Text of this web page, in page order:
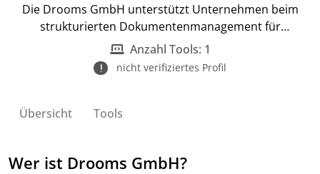
Die Drooms GmbH unterstützt Unternehmen beim
strukturierten Dokumentenmanagement für
Transaktionen.
Anzahl Tools: 1
nicht verifiziertes Profil
Übersicht Tools
Wer ist Drooms GmbH?